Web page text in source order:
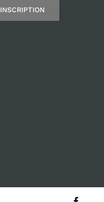
INSCRIPTION